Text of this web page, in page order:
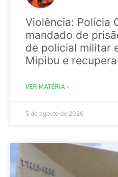
Violência: Polícia
mandado de
de policial militar
Mipibu e
VER MATÉRIA »
5 de agosto de 2026